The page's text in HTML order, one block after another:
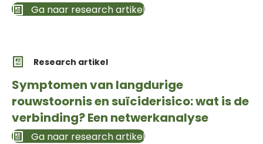
Ga naar research artikel
Research artikel
Symptomen van langdurige
rouwstoornis en suïciderisico: wat is de
verbinding? Een netwerkanalyse
Ga naar research artikel